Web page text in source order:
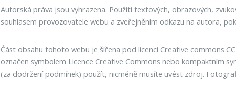
Autorská práva jsou vyhrazena. Použití textových, obrazových,
souhlasem provozovatele webu a zveřejněním odkazu na autora,
Část obsahu tohoto webu je šířena pod licencí Creative commons
označen symbolem Licence Creative Commons nebo kompaktním
(za dodržení podmínek) použít, nicméně musíte uvést zdroj.